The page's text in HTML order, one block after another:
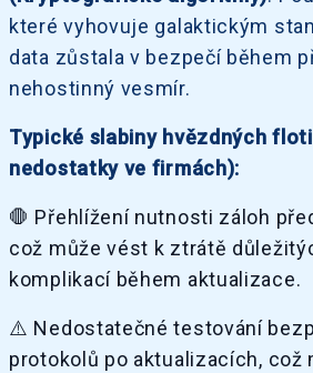
které vyhovuje galaktickým
data zůstala v bezpečí během
nehostinný vesmír.
Typické slabiny hvězdných
nedostatky ve firmách):
🛑 Přehlížení nutnosti záloh
což může vést k ztrátě
komplikací během aktualizace.
⚠️ Nedostatečné testování
protokolů po aktualizacích, což